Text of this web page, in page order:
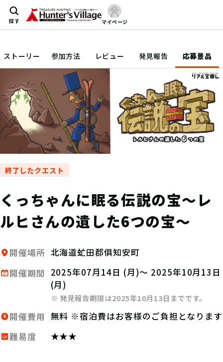
探す マイページ
ストーリー 参加方法 レビュー 発見報告 応募景品
終了したクエスト
くっちゃんに眠る伝説の宝～レ
ルヒさんの遺した6つの宝～
開催場所 北海道虻田郡俱知安町
開催期間
2025年07月14日 (月)～ 2025年10月13日
(月)
※ 発見報告期限は2025年10月13日までです。
開催費用 無料 ※宿泊費はお客様のご負担となります
難易度
★★★